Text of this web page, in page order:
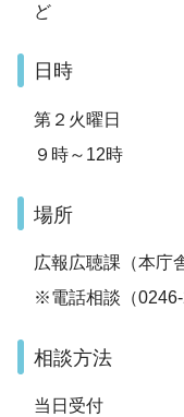
ど
日時
第２火曜日
９時～12時
場所
広報広聴課（本庁
※電話相談（0246-
相談方法
当日受付